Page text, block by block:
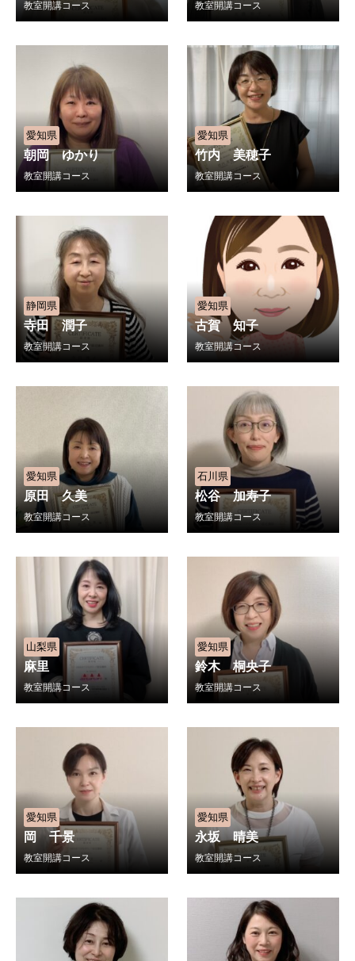
教室開講コース 教室開講コース
愛知県
朝岡 ゆかり
教室開講コース
愛知県
竹内 美穂子
教室開講コース
静岡県
寺田 潤子
教室開講コース
愛知県
古賀 知子
教室開講コース
愛知県
原田 久美
教室開講コース
石川県
松谷 加寿子
教室開講コース
山梨県
麻里
教室開講コース
愛知県
鈴木 桐央子
教室開講コース
愛知県
岡 千景
教室開講コース
愛知県
永坂 晴美
教室開講コース